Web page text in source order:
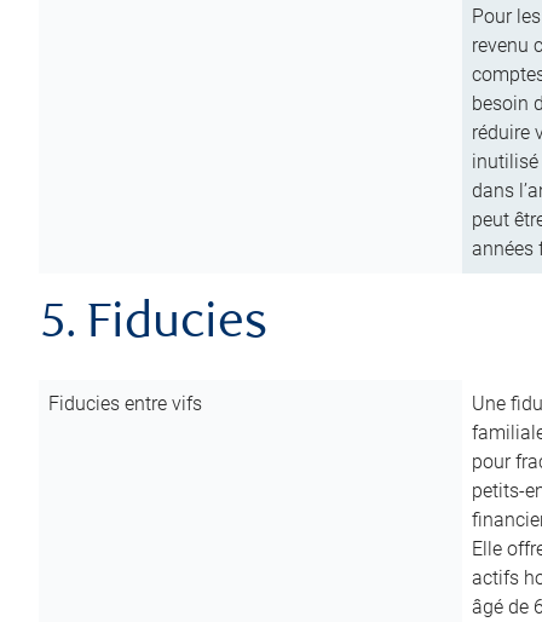
Pour
revenu
besoin
réduire
inutilisé
dans
peut
années
5. Fiducies
Fiducies entre vifs
Une
pour
petits-
Elle
actifs
âgé de